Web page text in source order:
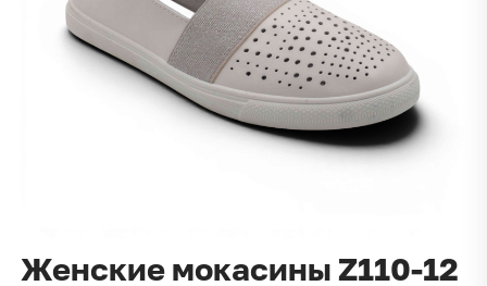
Женские мокасины Z110-12
данных
публичной оффертой
Зарегистрироваться
100 ₽100 ₽